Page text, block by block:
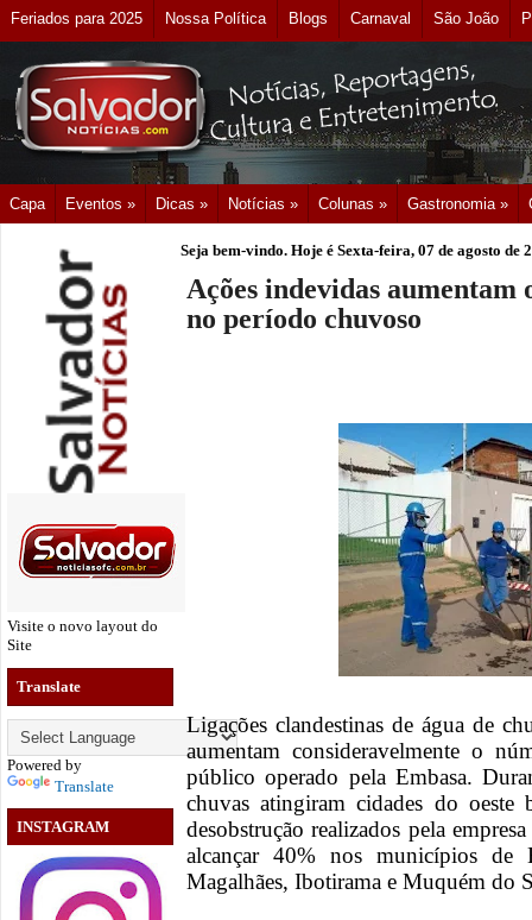
Feriados para 2025 Nossa Política Blogs Carnaval São João
Capa Eventos » Dicas » Notícias » Colunas » Gastronomia »
Visite o novo layout do
Site
Translate
Powered by
Translate
INSTAGRAM
Seja bem-vindo. Hoje é Sexta-feira, 07 de agosto de
Ações indevidas aumentam
no período chuvoso
Ligações clandestinas de água de
aumentam consideravelmente o
público operado pela Embasa.
chuvas atingiram cidades do oeste
desobstrução realizados pela
alcançar 40% nos municípios de
Magalhães, Ibotirama e Muquém do